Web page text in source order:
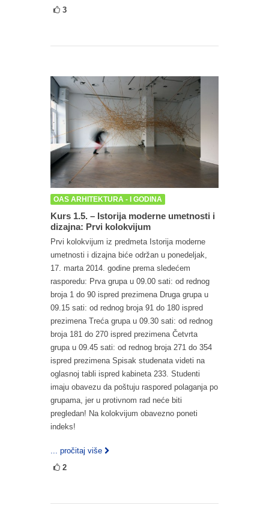
3
OAS ARHITEKTURA - I GODINA
Kurs 1.5. – Istorija moderne umetnosti i
dizajna: Prvi kolokvijum
Prvi kolokvijum iz predmeta Istorija moderne
umetnosti i dizajna biće održan u ponedeljak,
17. marta 2014. godine prema sledećem
rasporedu: Prva grupa u 09.00 sati: od rednog
broja 1 do 90 ispred prezimena Druga grupa u
09.15 sati: od rednog broja 91 do 180 ispred
prezimena Treća grupa u 09.30 sati: od rednog
broja 181 do 270 ispred prezimena Četvrta
grupa u 09.45 sati: od rednog broja 271 do 354
ispred prezimena Spisak studenata videti na
oglasnoj tabli ispred kabineta 233. Studenti
imaju obavezu da poštuju raspored polaganja po
grupama, jer u protivnom rad neće biti
pregledan! Na kolokvijum obavezno poneti
indeks!
... pročitaj više
2